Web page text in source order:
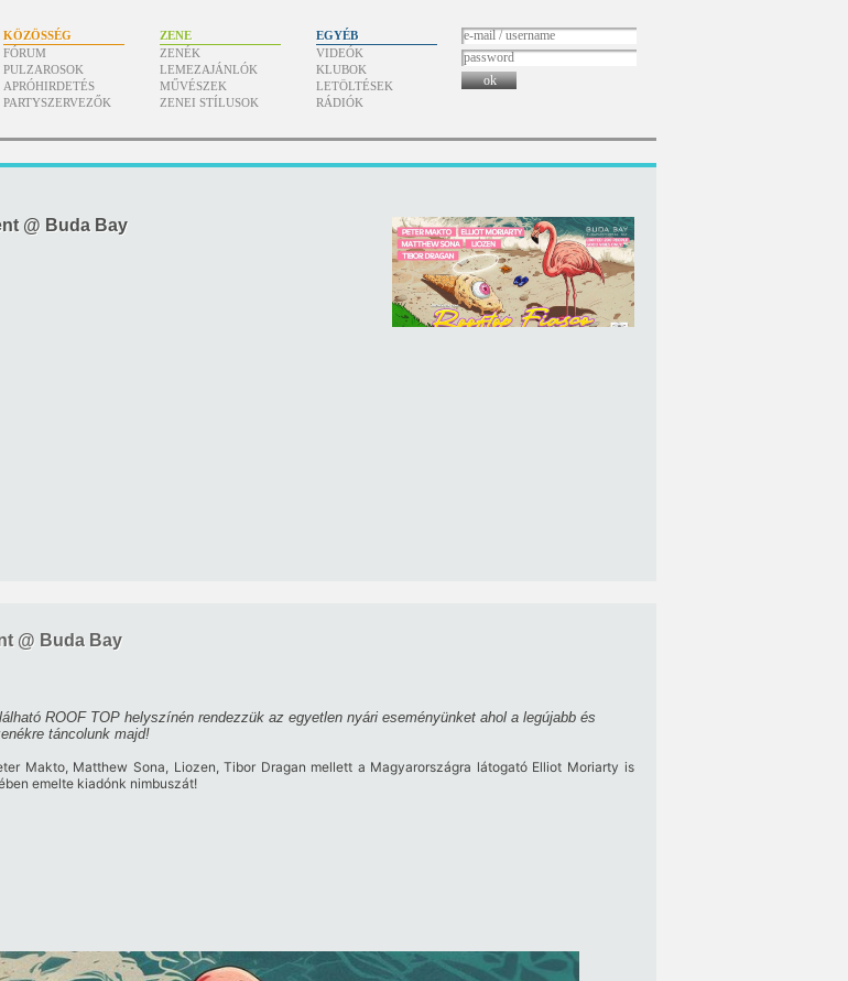
KÖZÖSSÉG
FÓRUM
PULZAROSOK
APRÓHIRDETÉS
PARTYSZERVEZŐK
ZENE
ZENÉK
LEMEZAJÁNLÓK
MŰVÉSZEK
ZENEI STÍLUSOK
EGYÉB
VIDEÓK
KLUBOK
LETÖLTÉSEK
RÁDIÓK
ok
@ Buda Bay
@ Buda Bay
ROOF TOP helyszínén rendezzük az egyetlen nyári eseményünket ahol a legújabb és
táncolunk majd!
Makto, Matthew Sona, Liozen, Tibor Dragan mellett a Magyarországra látogató Elliot Moriarty is
emelte kiadónk nimbuszát!